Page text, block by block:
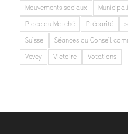
Mouvements sociaux
Place du Marché
Précarité
Suisse
Séances du Conseil
Vevey
Victoire Votations